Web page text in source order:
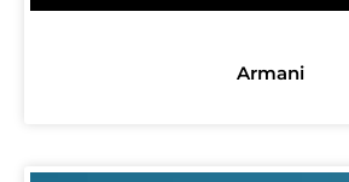
Armani